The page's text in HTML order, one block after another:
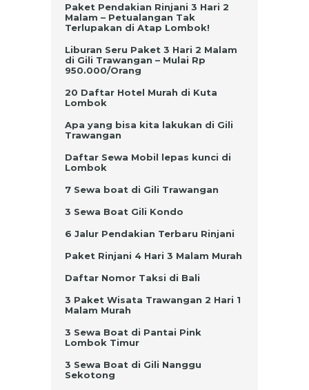
Paket Pendakian Rinjani 3 Hari 2
Malam – Petualangan Tak
Terlupakan di Atap Lombok!
Liburan Seru Paket 3 Hari 2 Malam
di Gili Trawangan – Mulai Rp
950.000/Orang
20 Daftar Hotel Murah di Kuta
Lombok
Apa yang bisa kita lakukan di Gili
Trawangan
Daftar Sewa Mobil lepas kunci di
Lombok
7 Sewa boat di Gili Trawangan
3 Sewa Boat Gili Kondo
6 Jalur Pendakian Terbaru Rinjani
Paket Rinjani 4 Hari 3 Malam Murah
Daftar Nomor Taksi di Bali
3 Paket Wisata Trawangan 2 Hari 1
Malam Murah
3 Sewa Boat di Pantai Pink
Lombok Timur
3 Sewa Boat di Gili Nanggu
Sekotong